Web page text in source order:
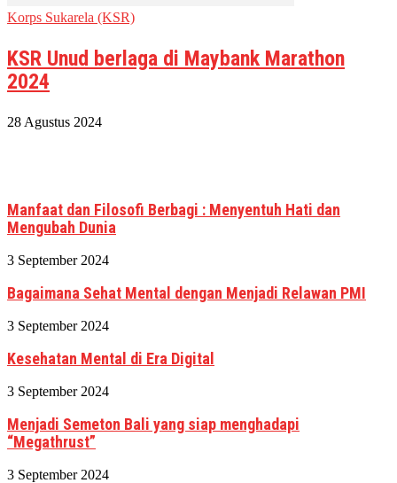
Korps Sukarela (KSR)
KSR Unud berlaga di Maybank Marathon
2024
28 Agustus 2024
Manfaat dan Filosofi Berbagi : Menyentuh Hati dan
Mengubah Dunia
3 September 2024
Bagaimana Sehat Mental dengan Menjadi Relawan PMI
3 September 2024
Kesehatan Mental di Era Digital
3 September 2024
Menjadi Semeton Bali yang siap menghadapi
“Megathrust”
3 September 2024